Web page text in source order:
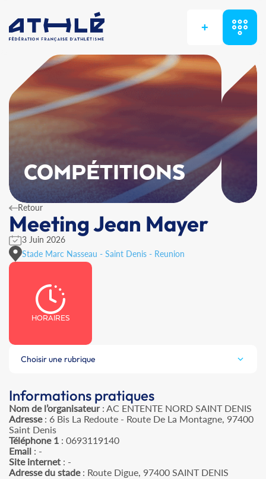
+
COMPÉTITIONS
Retour
Meeting Jean Mayer
3 Juin 2026
Stade Marc Nasseau - Saint Denis - Reunion
HORAIRES
Choisir une rubrique
Informations pratiques
Nom de l’organisateur: AC ENTENTE NORD SAINT DENIS
Adresse: 6 Bis La Redoute - Route De La Montagne, 97400
Saint Denis
Téléphone 1 : 0693119140
Email : -
Site internet : -
Adresse du stade: Route Digue, 97400 SAINT DENIS